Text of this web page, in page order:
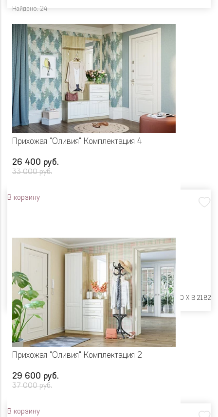
Найдено: 24
Прихожая "Оливия" Комплектация 4
26 400 руб.
33 000 руб.
В корзину
Размеры: Ш 1204 X Г 380 X В 2182
Прихожая "Оливия" Комплектация 2
29 600 руб.
37 000 руб.
В корзину